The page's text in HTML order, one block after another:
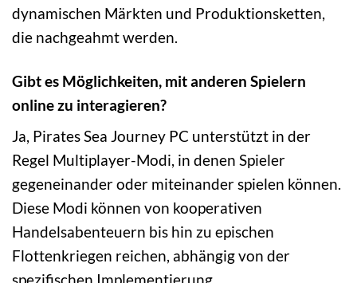
dynamischen Märkten und Produktionsketten,
die nachgeahmt werden.
Gibt es Möglichkeiten, mit anderen Spielern
online zu interagieren?
Ja, Pirates Sea Journey PC unterstützt in der
Regel Multiplayer-Modi, in denen Spieler
gegeneinander oder miteinander spielen können.
Diese Modi können von kooperativen
Handelsabenteuern bis hin zu epischen
Flottenkriegen reichen, abhängig von der